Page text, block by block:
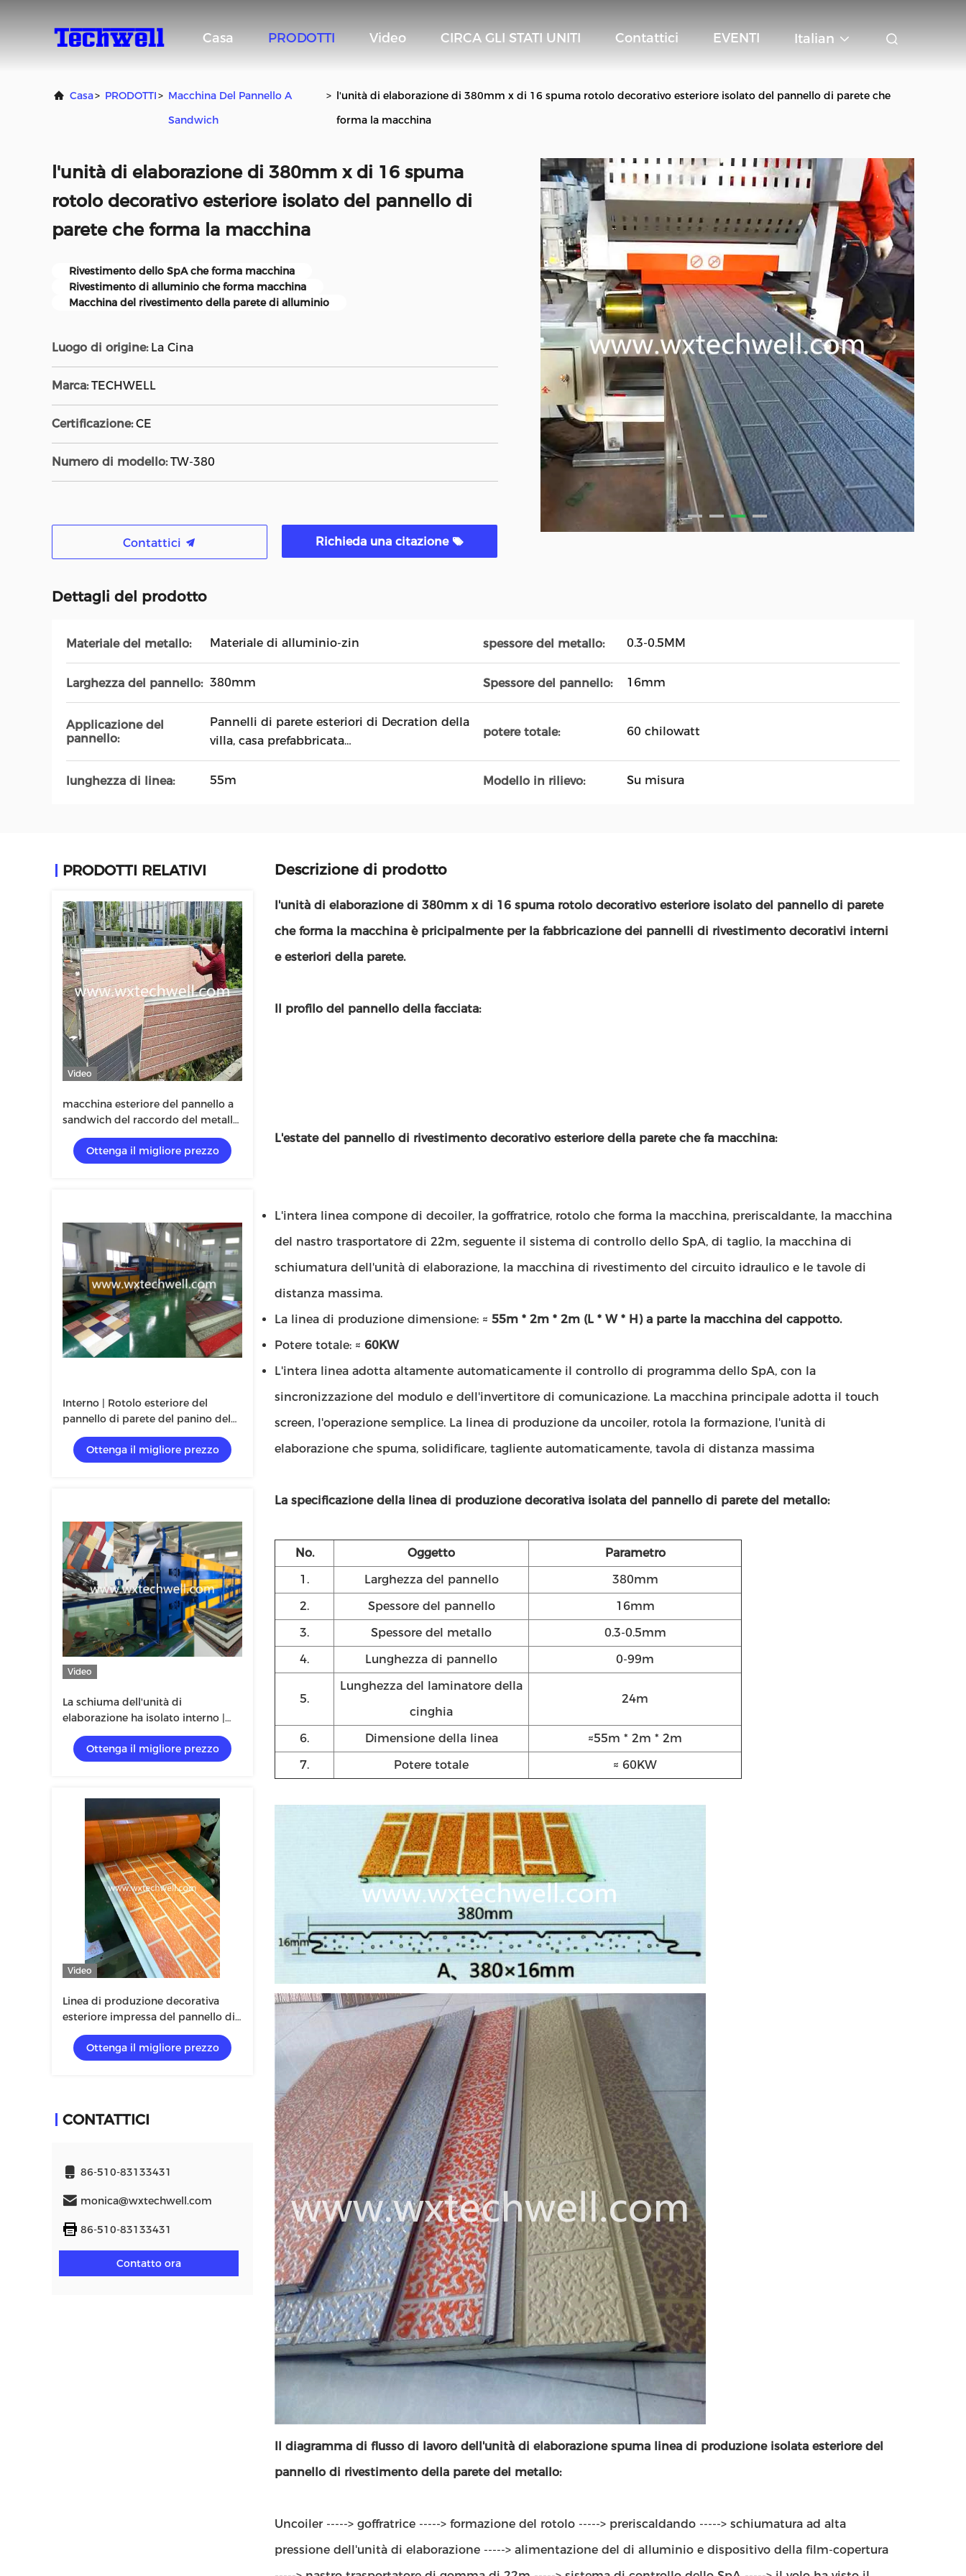
Casa PRODOTTI Video CIRCA GLI STATI UNITI Contattici EVENTI Italian
Casa> PRODOTTI> Macchina Del Pannello A
Sandwich
> l'unità di elaborazione di 380mm x di 16 spuma rotolo decorativo esteriore isolato del pannello di parete che
forma la macchina
l'unità di elaborazione di 380mm x di 16 spuma
rotolo decorativo esteriore isolato del pannello di
parete che forma la macchina
Rivestimento dello SpA che forma macchina
Rivestimento di alluminio che forma macchina
Macchina del rivestimento della parete di alluminio
Luogo di origine: La Cina
Marca: TECHWELL
Certificazione: CE
Numero di modello: TW-380
Contattici Richieda una citazione
Dettagli del prodotto
Materiale del metallo: Materiale di alluminio-zin spessore del metallo: 0.3-0.5MM
Larghezza del pannello: 380mm Spessore del pannello: 16mm
Applicazione del
pannello:
Pannelli di parete esteriori di Decration della
villa, casa prefabbricata…
potere totale: 60 chilowatt
lunghezza di linea: 55m Modello in rilievo: Su misura
PRODOTTI RELATIVI
Video
macchina esteriore del pannello a
sandwich del raccordo del metallo
della decorazione dell'unità di
elaborazione di 16x380mm
Ottenga il migliore prezzo
Interno | Rotolo esteriore del
pannello di parete del panino del
metallo che forma macchina con il
nastro trasportatore
Ottenga il migliore prezzo
Video
La schiuma dell'unità di
elaborazione ha isolato interno |
Pannello di parete esteriore della
facciata del metallo che fa
macchina
Ottenga il migliore prezzo
Video
Linea di produzione decorativa
esteriore impressa del pannello di
rivestimento della parete del
metallo del modello del mattone
Ottenga il migliore prezzo
CONTATTICI
86-510-83133431
monica@wxtechwell.com
86-510-83133431
Contatto ora
Descrizione di prodotto
l'unità di elaborazione di 380mm x di 16 spuma rotolo decorativo esteriore isolato del pannello di parete
che forma la macchina è pricipalmente per la fabbricazione dei pannelli di rivestimento decorativi interni
e esteriori della parete.
Il profilo del pannello della facciata:
L'estate del pannello di rivestimento decorativo esteriore della parete che fa macchina:
L'intera linea compone di decoiler, la goffratrice, rotolo che forma la macchina, preriscaldante, la macchina
del nastro trasportatore di 22m, seguente il sistema di controllo dello SpA, di taglio, la macchina di
schiumatura dell'unità di elaborazione, la macchina di rivestimento del circuito idraulico e le tavole di
distanza massima.
La linea di produzione dimensione: ≈ 55m * 2m * 2m (L * W * H) a parte la macchina del cappotto.
Potere totale: ≈ 60KW
L'intera linea adotta altamente automaticamente il controllo di programma dello SpA, con la
sincronizzazione del modulo e dell'invertitore di comunicazione. La macchina principale adotta il touch
screen, l'operazione semplice. La linea di produzione da uncoiler, rotola la formazione, l'unità di
elaborazione che spuma, solidificare, tagliente automaticamente, tavola di distanza massima
La specificazione della linea di produzione decorativa isolata del pannello di parete del metallo:
No. Oggetto
Parametro
1.
Larghezza del pannello
380mm
2.
Spessore del pannello
16mm
3.
Spessore del metallo
0.3-0.5mm
4.
Lunghezza di pannello 0-99m
5.
Lunghezza del laminatore della
cinghia
24m
6. Dimensione della linea
≈55m * 2m * 2m
7.
Potere totale ≈ 60KW
Il diagramma di flusso di lavoro dell'unità di elaborazione spuma linea di produzione isolata esteriore del
pannello di rivestimento della parete del metallo:
Uncoiler -----> goffratrice -----> formazione del rotolo -----> preriscaldando -----> schiumatura ad alta
pressione dell'unità di elaborazione -----> alimentazione del di alluminio e dispositivo della film-copertura